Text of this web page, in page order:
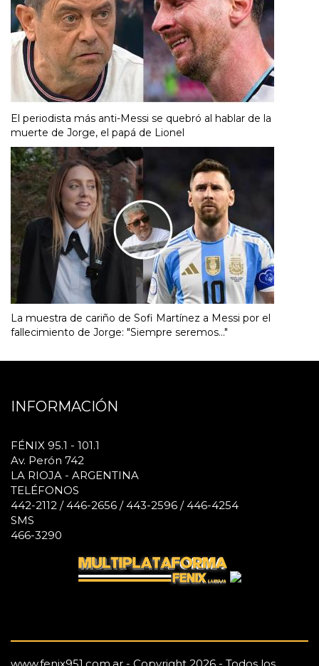
El periodista más anti-Messi se quebró al hablar de la
muerte de Jorge, el papá de Lionel
La muestra de cariño de Sofi Martínez a Messi por el
fallecimiento de Jorge: "Siempre seremos..."
INFORMACIÓN
FÉNIX 95.1 - 101.1
Av. Perón 742
LA RIOJA - ARGENTINA
TELÉFONOS
442-2112 / 446-2656 / 443-2596 / 446-4254
SMS
466-3290